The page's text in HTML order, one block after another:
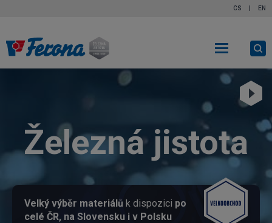
CS EN
FERONA
a.s.
Železná jistota
video
Velký výběr materiálů k dispozici po
celé ČR, na Slovensku i v Polsku